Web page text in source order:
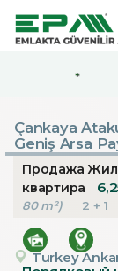
*
Çankaya
Geniş Arsa
Продажа
квартира
80 m²)
2 + 1
Turkey